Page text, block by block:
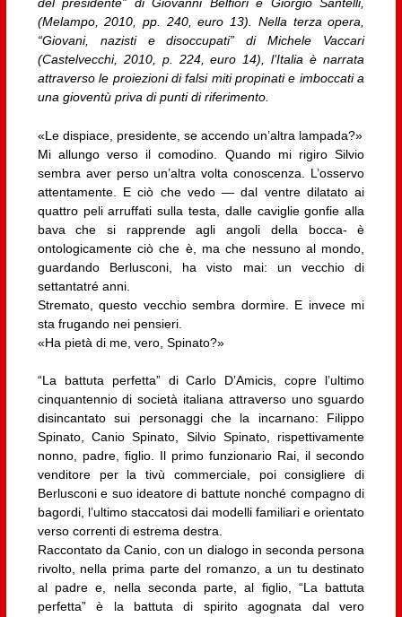
(Melampo, 2010, pp. 240, euro 13). Nella terza opera,
“Giovani, nazisti e disoccupati” di Michele Vaccari
(Castelvecchi, 2010, p. 224, euro 14), l’Italia è narrata
attraverso le proiezioni di falsi miti propinati e imboccati a
una gioventù priva di punti di riferimento.
«Le dispiace, presidente, se accendo un’altra lampada?»
Mi allungo verso il comodino. Quando mi rigiro Silvio
sembra aver perso un’altra volta conoscenza. L’osservo
attentamente. E ciò che vedo — dal ventre dilatato ai
quattro peli arruffati sulla testa, dalle caviglie gonfie alla
bava che si rapprende agli angoli della bocca- è
ontologicamente ciò che è, ma che nessuno al mondo,
guardando Berlusconi, ha visto mai: un vecchio di
settantatré anni.
Stremato, questo vecchio sembra dormire. E invece mi
sta frugando nei pensieri.
«Ha pietà di me, vero, Spinato?»
“La battuta perfetta” di Carlo D’Amicis, copre l’ultimo
cinquantennio di società italiana attraverso uno sguardo
disincantato sui personaggi che la incarnano: Filippo
Spinato, Canio Spinato, Silvio Spinato, rispettivamente
nonno, padre, figlio. Il primo funzionario Rai, il secondo
venditore per la tivù commerciale, poi consigliere di
Berlusconi e suo ideatore di battute nonché compagno di
bagordi, l’ultimo staccatosi dai modelli familiari e orientato
verso correnti di estrema destra.
Raccontato da Canio, con un dialogo in seconda persona
rivolto, nella prima parte del romanzo, a un tu destinato
al padre e, nella seconda parte, al figlio, “La battuta
perfetta” è la battuta di spirito agognata dal vero